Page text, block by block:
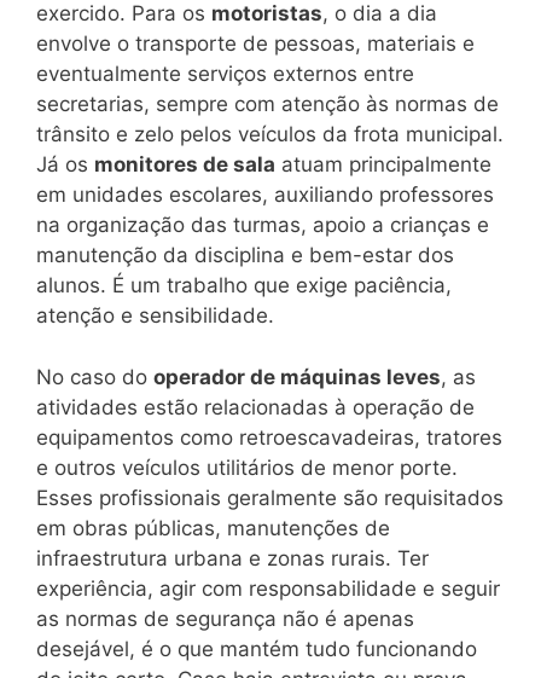
exercido. Para os motoristas, o dia a dia
envolve o transporte de pessoas, materiais e
eventualmente serviços externos entre
secretarias, sempre com atenção às normas de
trânsito e zelo pelos veículos da frota municipal.
Já os monitores de sala atuam principalmente
em unidades escolares, auxiliando professores
na organização das turmas, apoio a crianças e
manutenção da disciplina e bem-estar dos
alunos. É um trabalho que exige paciência,
atenção e sensibilidade.
No caso do operador de máquinas leves, as
atividades estão relacionadas à operação de
equipamentos como retroescavadeiras, tratores
e outros veículos utilitários de menor porte.
Esses profissionais geralmente são requisitados
em obras públicas, manutenções de
infraestrutura urbana e zonas rurais. Ter
experiência, agir com responsabilidade e seguir
as normas de segurança não é apenas
desejável, é o que mantém tudo funcionando